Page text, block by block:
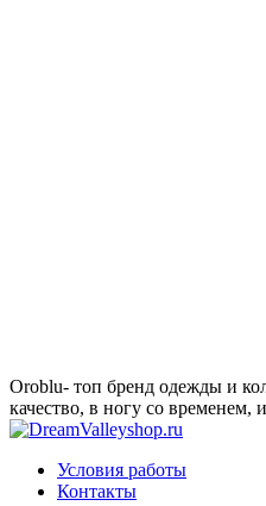
Oroblu- топ бренд одежды и
качество, в ногу со временем,
Условия работы
Контакты